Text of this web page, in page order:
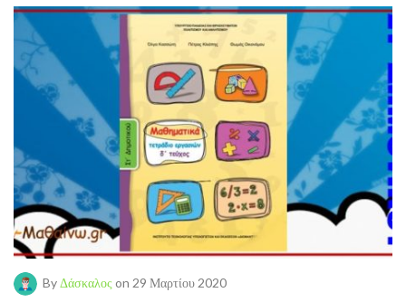
By Δάσκαλος on 29 Μαρτίου 2020